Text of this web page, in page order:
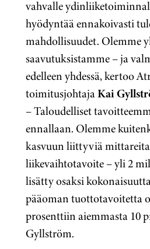
vahvalle
hyödyntää ennakoivasti
mahdollisuudet. Olemme
saavutuksistamme – ja
edelleen yhdessä, kertoo
toimitusjohtajaKai
–Taloudelliset
ennallaan. Olemme
kasvuun liittyviä
liikevaihtotavoite – yli 2
lisätty osaksi
pääoman tuottotavoitetta
prosenttiin aiemmasta 10
Gyllström.